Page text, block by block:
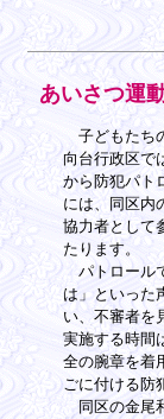
あいさつ運
子どもたち
向台行政区で
から防犯パト
には、同区内
協力者として
たります。
パトロール
は」といった
い、不審者を
実施する時間
全の腕章を着
ごに付ける防
同区の金尾和